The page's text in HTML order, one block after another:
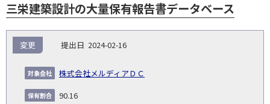
三栄建築設計の大量保有報告書データベース
NO.
告
義
務
発
生
出
コー
象
業
2024-02-16
株式会社メルディアＤＣ
変更
90.16